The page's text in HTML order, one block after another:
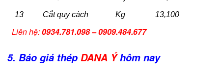
13 Cắt quy cách Kg 13,100
Liên hệ:0934.781.098 – 0909.484.677
5. Báo giá thép DANA Ý hôm nay